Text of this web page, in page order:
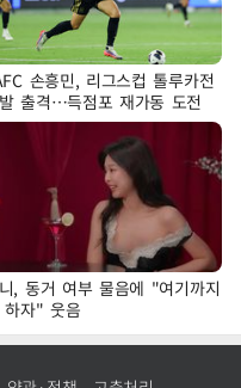
손흥민, 리그스컵 톨루카전
출격…득점포 재가동 도전
, 동거 여부 물음에 "여기까지
하자" 웃음